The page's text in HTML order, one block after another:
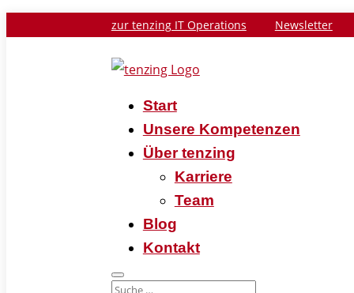
zur tenzing IT Operations Newsletter
Start
Unsere Kompetenzen
Über tenzing
Karriere
Team
Blog
Kontakt